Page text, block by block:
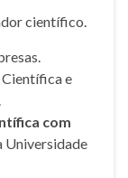
científico.
e
com
Universidade